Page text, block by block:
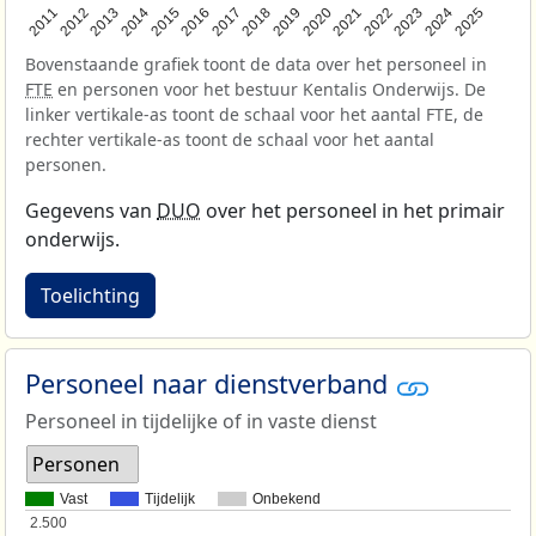
201120122013201420152016201720182019202020212022202320242025
Bovenstaande grafiek toont de data over het personeel in
FTE en personen voor het bestuur Kentalis Onderwijs. De
linker vertikale-as toont de schaal voor het aantal FTE, de
rechter vertikale-as toont de schaal voor het aantal
personen.
Gegevens van DUO over het personeel in het primair
onderwijs.
Toelichting
Personeel naar dienstverband
Personeel in tijdelijke of in vaste dienst
Personen
Vast Tijdelijk Onbekend
2.500
2.500